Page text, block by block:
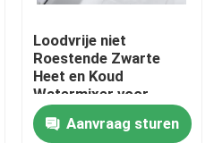
Loodvrije niet
Roestende Zwarte
Heet en Koud
Watermixer voor
Wasbassin
Aanvraag sturen